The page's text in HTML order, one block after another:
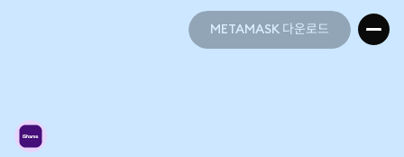
METAMASK 다운로드